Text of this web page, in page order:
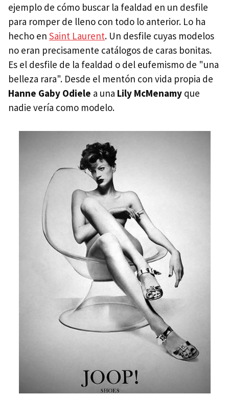
ejemplo de cómo buscar la fealdad en un desfile
para romper de lleno con todo lo anterior. Lo ha
hecho en Saint Laurent. Un desfile cuyas modelos
no eran precisamente catálogos de caras bonitas.
Es el desfile de la fealdad o del eufemismo de "una
belleza rara". Desde el mentón con vida propia de
Hanne Gaby Odiele a una Lily McMenamy que
nadie vería como modelo.